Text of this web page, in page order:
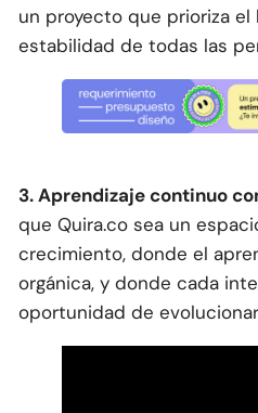
un proyecto que prioriza el
estabilidad de todas las
3. Aprendizaje continuo
que Quira.co sea un
crecimiento, donde el
orgánica, y donde cada
oportunidad de